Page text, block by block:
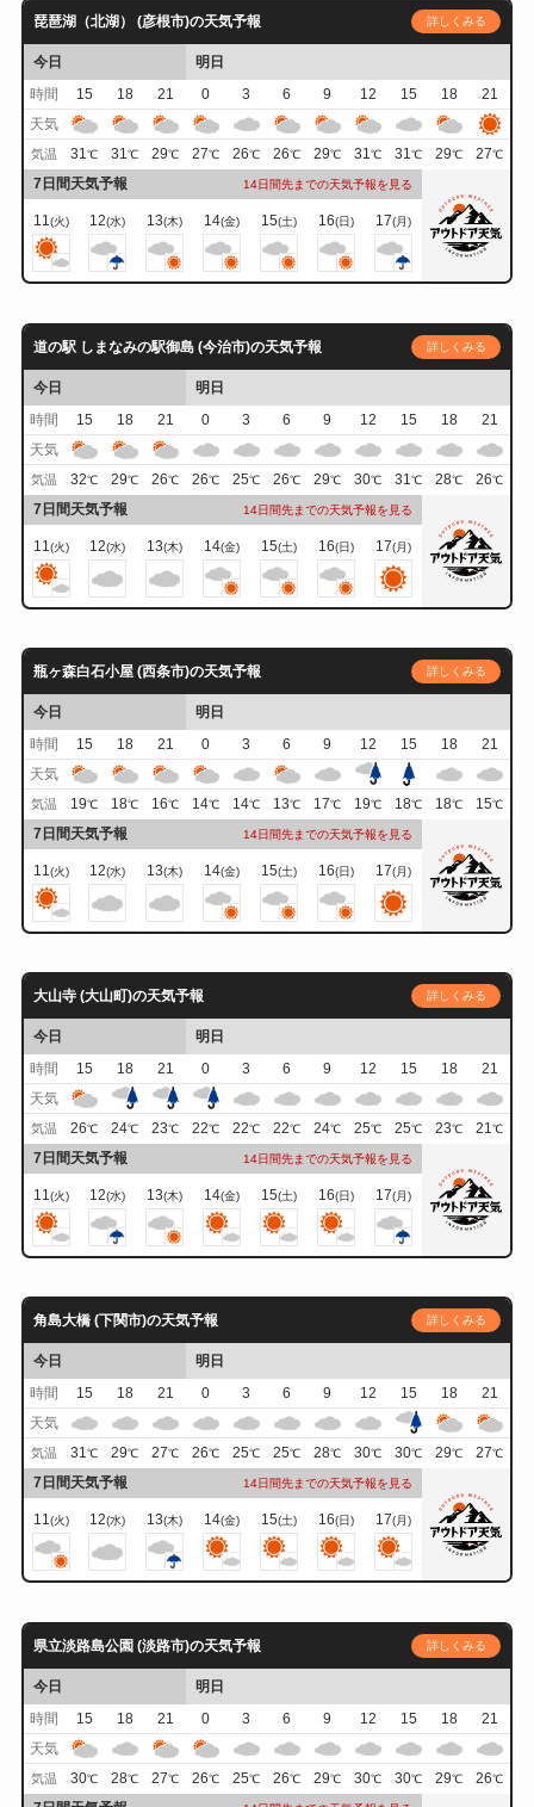
琵琶湖（北湖） (彦根市)の天気予報 詳しくみる
今日
明日
時間
15 18 21 0 3 6 9 12 15 18
21
天気
気温 31℃ 31℃ 29℃ 27℃ 26℃ 26℃ 29℃ 31℃ 31℃ 29℃ 27℃
7日間天気予報 14日間先までの天気予報を見る
11(火) 12(水) 13(木) 14(金) 15(土) 16(日) 17(月)
道の駅 しまなみの駅御島 (今治市)の天気予報 詳しくみる
今日
明日
時間
15 18 21 0 3 6 9 12 15 18
21
天気
気温 32℃ 29℃ 26℃ 26℃ 25℃ 26℃ 29℃ 30℃ 31℃ 28℃ 26℃
7日間天気予報 14日間先までの天気予報を見る
11(火) 12(水) 13(木) 14(金) 15(土) 16(日) 17(月)
瓶ヶ森白石小屋 (西条市)の天気予報 詳しくみる
今日
明日
時間
15 18 21 0 3 6 9 12 15 18
21
天気
気温 19℃ 18℃ 16℃ 14℃ 14℃ 13℃ 17℃ 19℃ 18℃ 18℃ 15℃
7日間天気予報 14日間先までの天気予報を見る
11(火) 12(水) 13(木) 14(金) 15(土) 16(日) 17(月)
大山寺 (大山町)の天気予報 詳しくみる
今日
明日
時間
15 18 21 0 3 6 9 12 15 18
21
天気
気温 26℃ 24℃ 23℃ 22℃ 22℃ 22℃ 24℃ 25℃ 25℃ 23℃ 21℃
7日間天気予報 14日間先までの天気予報を見る
11(火) 12(水) 13(木) 14(金) 15(土) 16(日) 17(月)
角島大橋 (下関市)の天気予報 詳しくみる
今日
明日
時間
15 18 21 0 3 6 9 12 15 18
21
天気
気温 31℃ 29℃ 27℃ 26℃ 25℃ 25℃ 28℃ 30℃ 30℃ 29℃ 27℃
7日間天気予報 14日間先までの天気予報を見る
11(火) 12(水) 13(木) 14(金) 15(土) 16(日) 17(月)
県立淡路島公園 (淡路市)の天気予報 詳しくみる
今日
明日
時間
15 18 21 0 3 6 9 12 15 18
21
天気
気温 30℃ 28℃ 27℃ 26℃ 25℃ 26℃ 29℃ 30℃ 30℃ 29℃ 26℃